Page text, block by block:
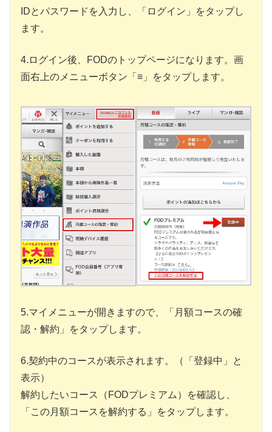
IDとパスワードを入力し、「ログイン」をタップし
ます。
4.ログイン後、FODのトップページになります。画
面右上のメニューボタン「≡」をタップします。
5.マイメニューが開きますので、「月額コースの確
認・解約」をタップします。
6.契約中のコースが表示されます。（「登録中」と
表示）
解約したいコース（FODプレミアム）を確認し、
「この月額コースを解約する」をタップします。